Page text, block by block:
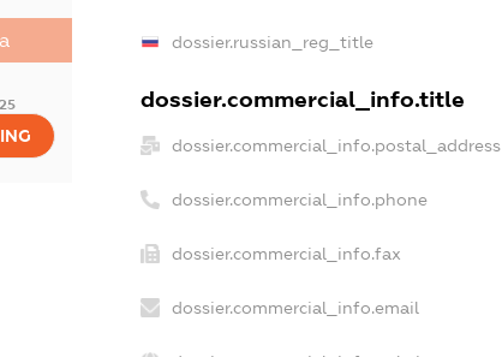
dossier.russian_reg_title
dossier.commercial_info.title
dossier.commercial_info.postal_address
dossier.commercial_info.phone
dossier.commercial_info.fax
dossier.commercial_info.email